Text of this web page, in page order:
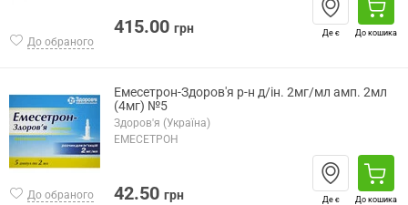
До обраного
415.00 грн Де є До кошика
До обраного
Емесетрон-Здоров'я р-н д/ін. 2мг/мл амп. 2мл
(4мг) №5
Здоров'я (Україна)
ЕМЕСЕТРОН
42.50 грн Де є До кошика